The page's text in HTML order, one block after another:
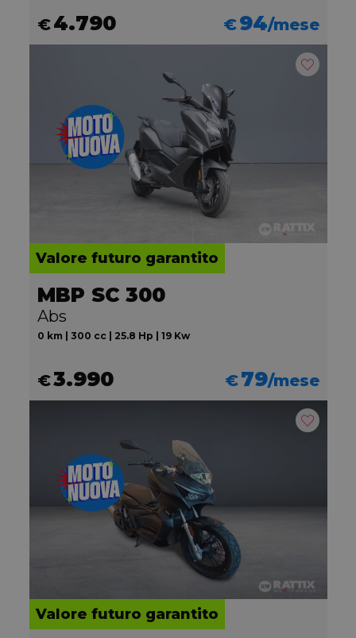
€4.790 €94/mese
Valore futuro garantito
MBP SC 300
Abs
0 km | 300 cc | 25.8 Hp | 19 Kw
€3.990 €79/mese
Valore futuro garantito